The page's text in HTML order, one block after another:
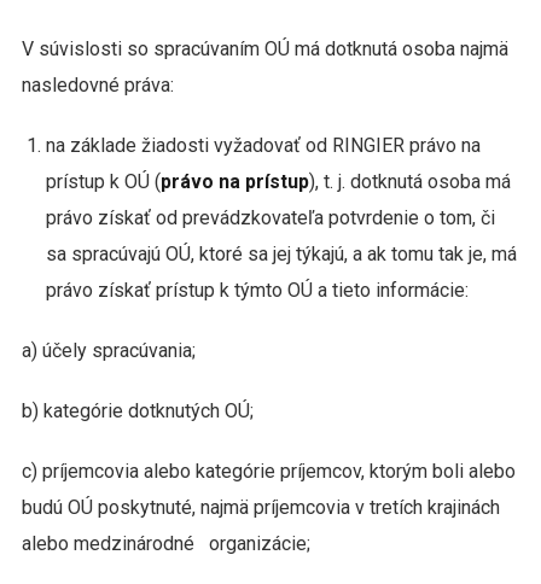
V súvislosti so spracúvaním OÚ má dotknutá osoba najmä
nasledovné práva:
na základe žiadosti vyžadovať od RINGIER právo na
prístup k OÚ (právo na prístup), t. j. dotknutá osoba má
právo získať od prevádzkovateľa potvrdenie o tom, či
sa spracúvajú OÚ, ktoré sa jej týkajú, a ak tomu tak je, má
právo získať prístup k týmto OÚ a tieto informácie:
a) účely spracúvania;
b) kategórie dotknutých OÚ;
c) príjemcovia alebo kategórie príjemcov, ktorým boli alebo
budú OÚ poskytnuté, najmä príjemcovia v tretích krajinách
alebo medzinárodné organizácie;